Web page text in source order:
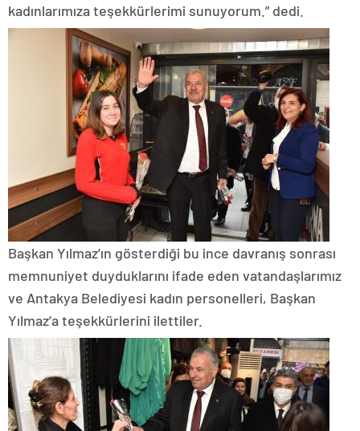
kadınlarımıza teşekkürlerimi sunuyorum.” dedi.
Başkan Yılmaz’ın gösterdiği bu ince davranış sonrası
memnuniyet duyduklarını ifade eden vatandaşlarımız
ve Antakya Belediyesi kadın personelleri, Başkan
Yılmaz’a teşekkürlerini ilettiler.